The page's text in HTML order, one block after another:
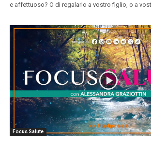
e affettuoso? O di regalarlo a vostro figlio, o a
Focus Salute